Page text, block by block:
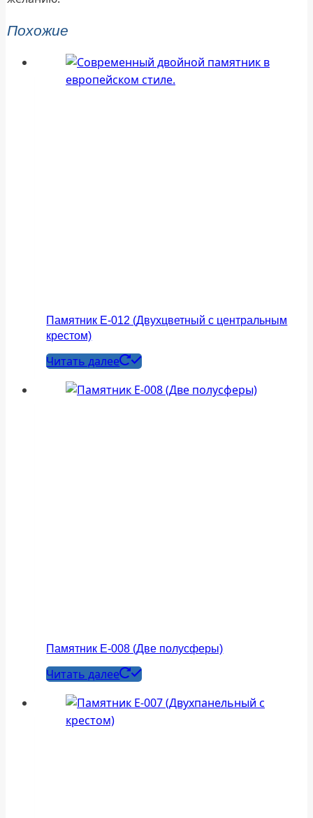
Похожие
Памятник Е-012 (Двухцветный с центральным
крестом)
Читать далее
Памятник Е-008 (Две полусферы)
Читать далее